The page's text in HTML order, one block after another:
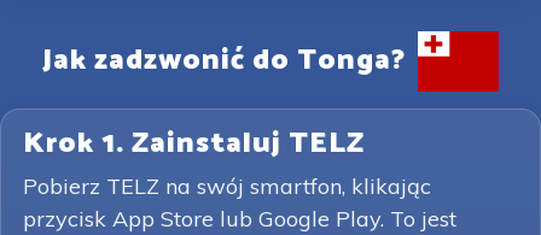
Jak zadzwonić do Tonga?
Krok 1. Zainstaluj TELZ
Pobierz TELZ na swój smartfon, klikając
przycisk App Store lub Google Play. To jest